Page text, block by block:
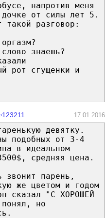
напротив меня
от силы лет 5.
такой разговор:
знаешь?
рот сгущенки и
17.01.2016
девятку.
подобных от 3-4
в идеальном
средняя цена.
звонит парень,
же цветом и годом
сказал "С ХОРОШЕЙ
но